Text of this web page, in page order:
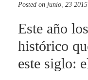
Posted on junio, 23 2015
Este año
histórico
este siglo: